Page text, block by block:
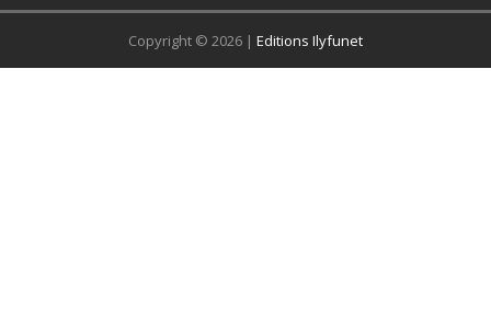
Copyright © 2026 | Editions Ilyfunet